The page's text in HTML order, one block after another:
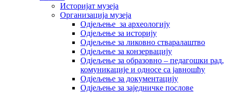
Историјат музеја
Организација музеја
Одјељење за археологију
Одјељење за историју
Одјељење за ликовно стваралаштво
Одјељење за конзервацију
Одјељење за образовно – педагошки рад,
комуникације и односе са јавношћу
Одјељење за документацију
Одјељење за заједничке послове